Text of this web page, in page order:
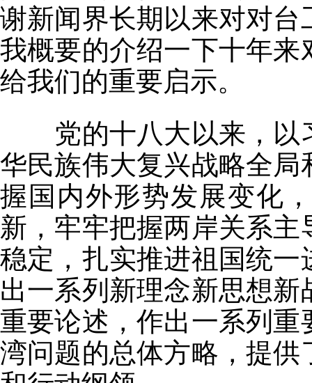
谢新闻界长期以来对对
我概要的介绍一下十年
给我们的重要启示。
党的十八大以来，
华民族伟大复兴战略全
握国内外形势发展变化
新，牢牢把握两岸关系
稳定，扎实推进祖国统
出一系列新理念新思想
重要论述，作出一系列
湾问题的总体方略，提